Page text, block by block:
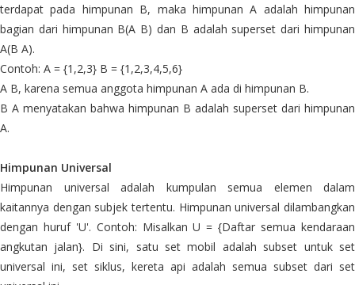
terdapat pada himpunan B, maka himpunan A adalah himpunan
bagian dari himpunan B(A B) dan B adalah superset dari himpunan
A(B A).
Contoh: A = {1,2,3} B = {1,2,3,4,5,6}
A B, karena semua anggota himpunan A ada di himpunan B.
B A menyatakan bahwa himpunan B adalah superset dari himpunan
A.
Himpunan Universal
Himpunan universal adalah kumpulan semua elemen dalam
kaitannya dengan subjek tertentu. Himpunan universal dilambangkan
dengan huruf 'U'. Contoh: Misalkan U = {Daftar semua kendaraan
angkutan jalan}. Di sini, satu set mobil adalah subset untuk set
universal ini, set siklus, kereta api adalah semua subset dari set